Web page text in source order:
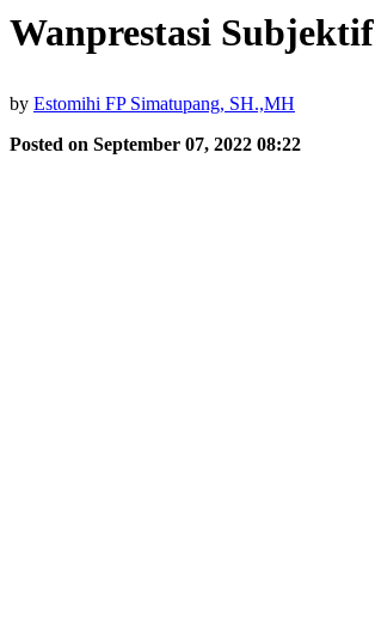
Wanprestasi Subjektif
by Estomihi FP Simatupang, SH.,MH
Posted on September 07, 2022 08:22